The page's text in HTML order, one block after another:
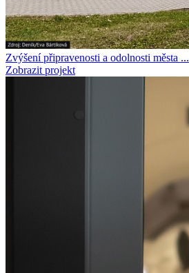
Zvýšení připravenosti a odolnosti města ...
Zobrazit projekt